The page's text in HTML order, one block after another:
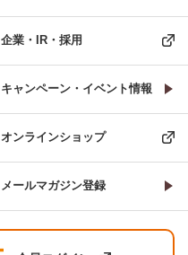
企業・IR・採用
キャンペーン・イベント情報
オンラインショップ
メールマガジン登録